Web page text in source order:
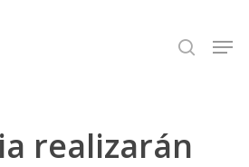
search
realizarán
Close